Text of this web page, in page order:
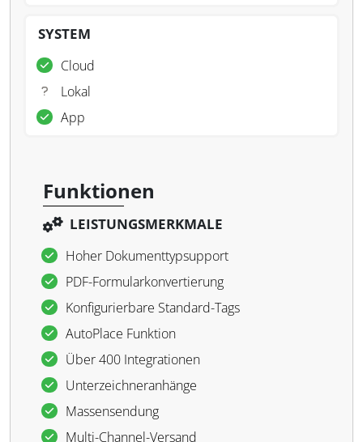
SYSTEM
Cloud
Lokal
App
Funktionen
LEISTUNGSMERKMALE
Hoher Dokumenttypsupport
PDF-Formularkonvertierung
Konfigurierbare Standard-Tags
AutoPlace Funktion
Über 400 Integrationen
Unterzeichneranhänge
Massensendung
Multi-Channel-Versand